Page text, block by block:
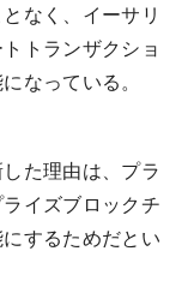
なく、イーサリ
トランザクショ
なっている。
た理由は、プラ
イズブロックチ
するためだとい